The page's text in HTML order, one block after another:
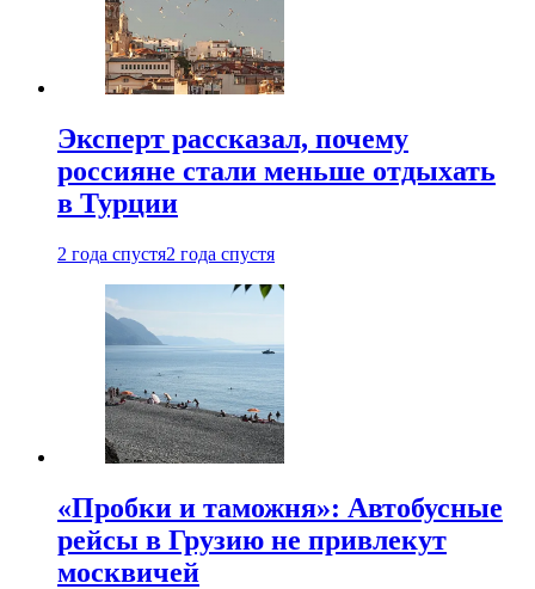
Эксперт рассказал, почему
россияне стали меньше отдыхать
в Турции
2 года спустя2 года спустя
«Пробки и таможня»: Автобусные
рейсы в Грузию не привлекут
москвичей